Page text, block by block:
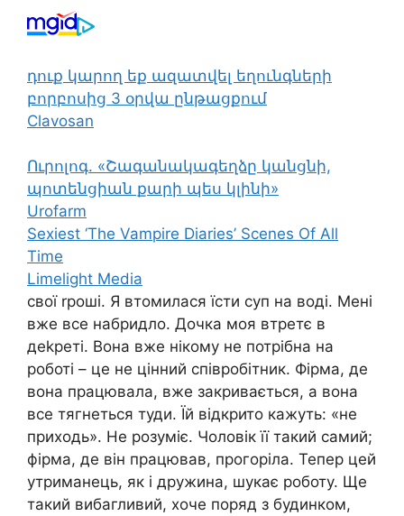
դուք կարող եք ազատվել եղունգների
բորբոսից 3 օրվա ընթացքում
Clavosan
Ուրոլոգ. «Շագանակագեղձը կանցնի,
պոտենցիան քարի պես կլինի»
Urofarm
Sexiest ‘The Vampire Diaries’ Scenes Of All
Time
Limelight Media
свої rроші. Я втомилася їсти суп на воді. Мені
вже все набридло. Дочка моя втретє в
деkреті. Вона вже нікому не потрібна на
роботі – це не цінний співробітник. Фірма, де
вона працювала, вже закривається, а вона
все тягнеться туди. Їй відкрито кажуть: «не
приходь». Не розуміє. Чоловік її такий самий;
фірма, де він працював, прогоріла. Тепер цей
утриманець, як і дружина, шукає роботу. Ще
такий вибагливий, хоче поряд з будинком,